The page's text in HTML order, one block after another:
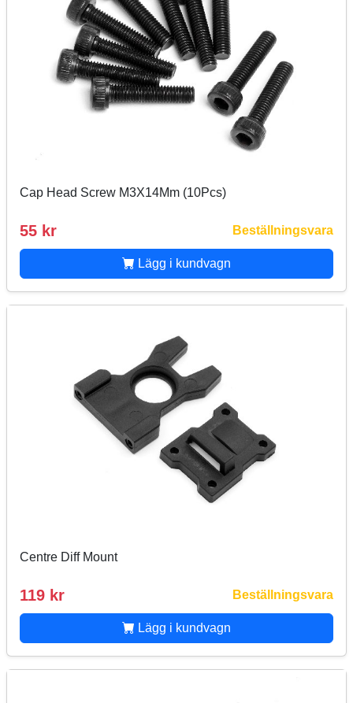
Cap Head Screw M3X14Mm (10Pcs)
55 kr Beställningsvara
Lägg i kundvagn
Centre Diff Mount
119 kr Beställningsvara
Lägg i kundvagn